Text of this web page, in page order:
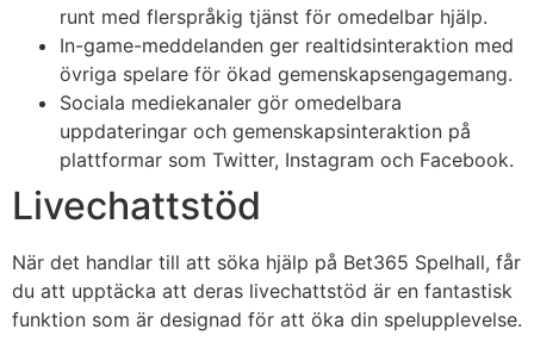
runt med flerspråkig tjänst för omedelbar hjälp.
In-game-meddelanden ger realtidsinteraktion med
övriga spelare för ökad gemenskapsengagemang.
Sociala mediekanaler gör omedelbara
uppdateringar och gemenskapsinteraktion på
plattformar som Twitter, Instagram och Facebook.
Livechattstöd
När det handlar till att söka hjälp på Bet365 Spelhall, får
du att upptäcka att deras livechattstöd är en fantastisk
funktion som är designad för att öka din spelupplevelse.